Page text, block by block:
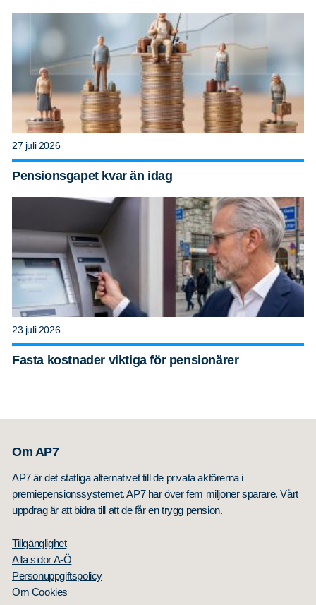
27 juli 2026
Pensionsgapet kvar än idag
23 juli 2026
Fasta kostnader viktiga för pensionärer
Om AP7
AP7 är det statliga alternativet till de privata aktörerna i
premiepensionssystemet. AP7 har över fem miljoner sparare. Vårt
uppdrag är att bidra till att de får en trygg pension.
Tillgänglighet
Alla sidor A-Ö
Personuppgiftspolicy
Om Cookies